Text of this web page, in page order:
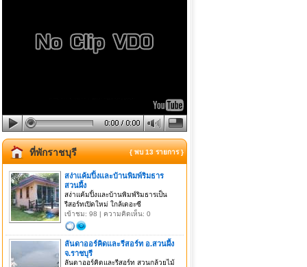
ที่พักราชบุรี { พบ 13 รายการ }
สง่าแค้มปิ้งและบ้านพิมพ์ริมธาร
สวนผึ้ง
สง่าแค้มปิ้งและบ้านพิมพ์ริมธารเป็น
รีสอร์ทเปิดใหม่ ใกล้เดอะซี
เข้าชม: 98 | ความคิดเห็น: 0
ลันดาออร์คิดและรีสอร์ท อ.สวนผึ้ง
จ.ราชบุรี
ลันดาออร์คิดและรีสอร์ท สวนกล้วยไม้